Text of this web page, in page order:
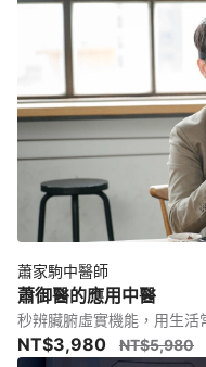
蕭家駒中醫師
蕭御醫的應用中醫
秒辨臟腑虛實機能，用生活
NT$3,980 NT$5,980